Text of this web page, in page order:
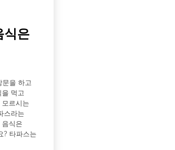
식은
문을 하고
을 먹고
르시는
스라는
음식은
? 타파스는